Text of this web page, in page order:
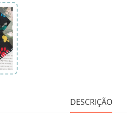
DESCRIÇÃO